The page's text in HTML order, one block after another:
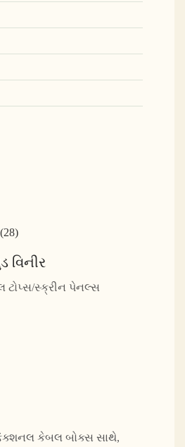
વિનીર
સ્ક્રીન પેનલ્સ
કેબલ બોક્સ સાથે,